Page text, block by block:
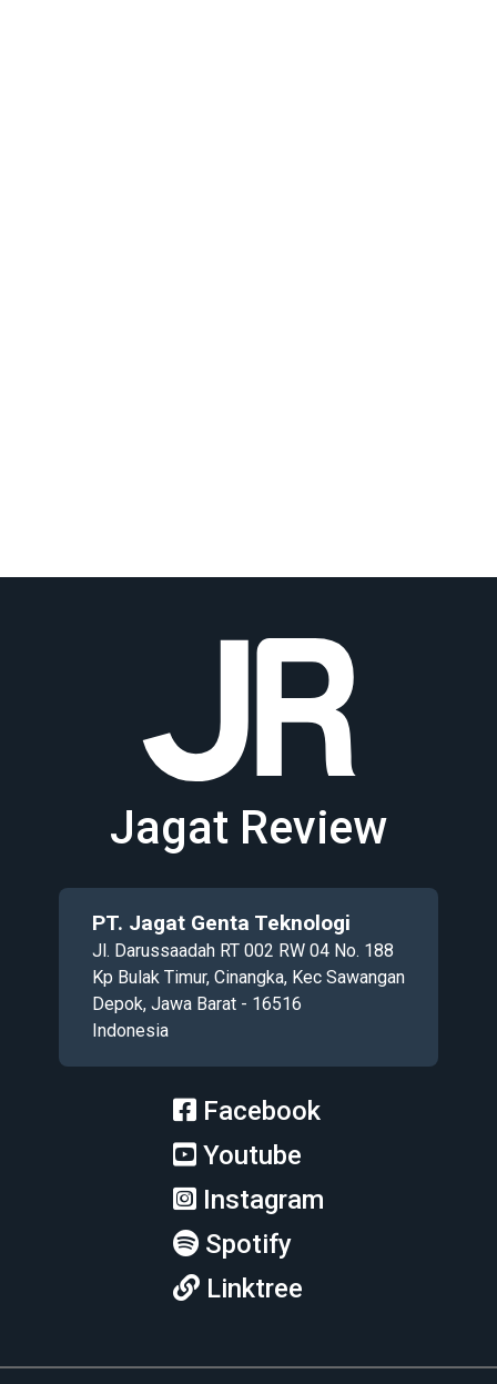
Jagat Review
PT. Jagat Genta Teknologi
Jl. Darussaadah RT 002 RW 04 No. 188
Kp Bulak Timur, Cinangka, Kec Sawangan
Depok, Jawa Barat - 16516
Indonesia
Facebook
Youtube
Instagram
Spotify
Linktree